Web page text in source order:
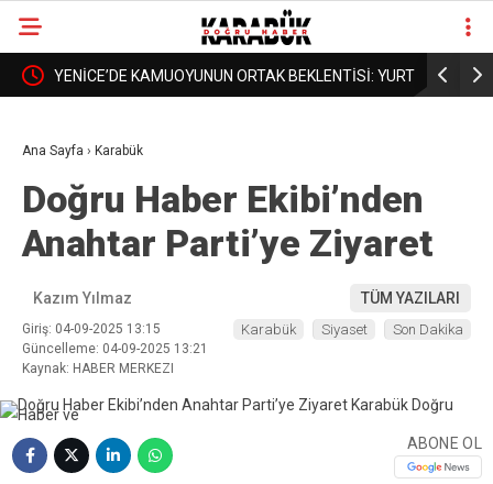
YENİCE’DE KAMUOYUNUN ORTAK BEKLENTİSİ: YURT
Ana Sayfa › Karabük
Doğru Haber Ekibi’nden
Anahtar Parti’ye Ziyaret
Kazım Yılmaz TÜM YAZILARI
Giriş: 04-09-2025 13:15
Güncelleme: 04-09-2025 13:21
Kaynak: HABER MERKEZI
Karabük Siyaset Son Dakika
ABONE OL